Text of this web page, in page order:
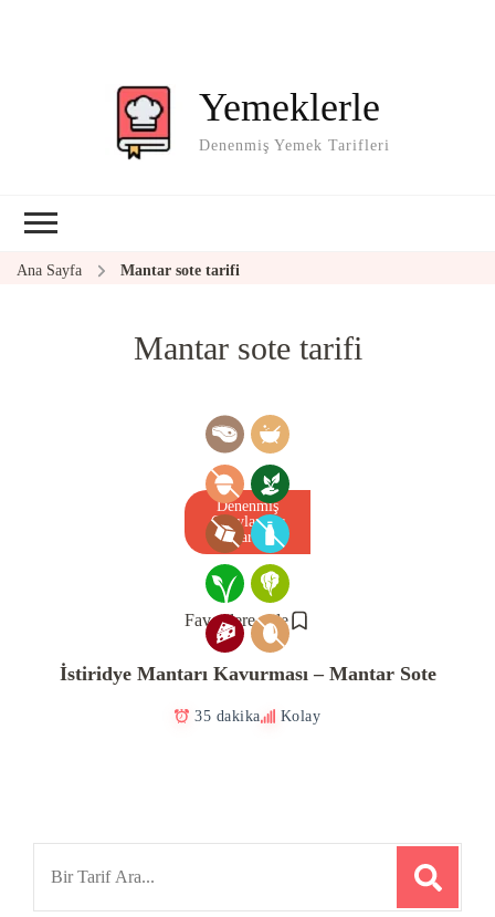
Yemeklerle
Denenmiş Yemek Tarifleri
Ana Sayfa Mantar sote tarifi
Mantar sote tarifi
Favorilere ekle
Denenmiş
Onaylanmış
Tarif
İstiridye Mantarı Kavurması – Mantar Sote
35 dakika Kolay